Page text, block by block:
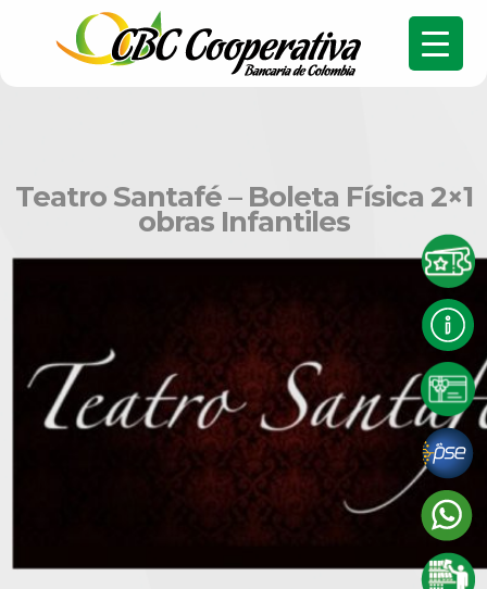
Teatro Santafé – Boleta Física 2×1
obras Infantiles